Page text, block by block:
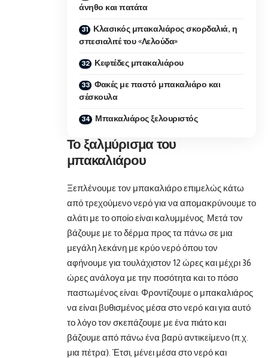
άνηθο και πατάτα
Κλασικός μπακαλιάρος σκορδαλιά, η
σπεσιαλιτέ του «Λελούδα»
Κεφτέδες μπακαλιάρου
Φακές με παστό μπακαλιάρο και
σέσκουλα
Μπακαλιάρος ξελουριστός
Το ξαλμύρισμα του
μπακαλιάρου
Ξεπλένουμε τον μπακαλιάρο επιμελώς κάτω
από τρεχούμενο νερό για να απομακρύνουμε το
αλάτι με το οποίο είναι καλυμμένος. Μετά τον
βάζουμε με το δέρμα προς τα πάνω σε μια
μεγάλη λεκάνη με κρύο νερό όπου τον
αφήνουμε για τουλάχιστον 12 ώρες και μέχρι 36
ώρες ανάλογα με την ποσότητα και το πόσο
παστωμένος είναι. Φροντίζουμε ο μπακαλιάρος
να είναι βυθισμένος μέσα στο νερό και για αυτό
το λόγο τον σκεπάζουμε με ένα πιάτο και
βάζουμε από πάνω ένα βαρύ αντικείμενο (π.χ.
μια πέτρα). Έτσι, μένει μέσα στο νερό και